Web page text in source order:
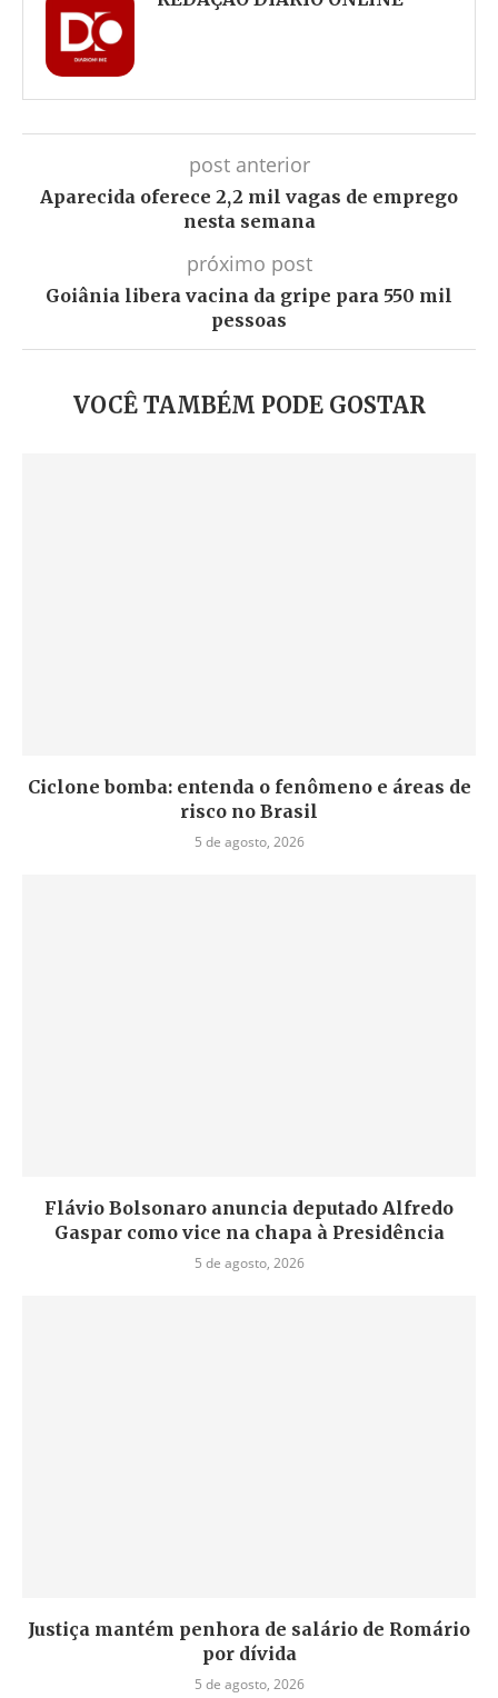
post anterior
Aparecida oferece 2,2 mil vagas de emprego
nesta semana
próximo post
Goiânia libera vacina da gripe para 550 mil
pessoas
VOCÊ TAMBÉM PODE GOSTAR
Ciclone bomba: entenda o fenômeno e áreas de
risco no Brasil
5 de agosto, 2026
Flávio Bolsonaro anuncia deputado Alfredo
Gaspar como vice na chapa à Presidência
5 de agosto, 2026
Justiça mantém penhora de salário de Romário
por dívida
5 de agosto, 2026